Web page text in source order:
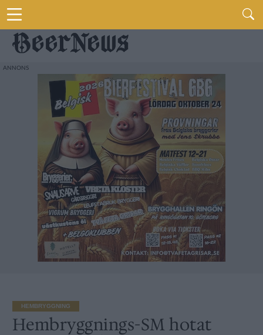
HEMBRYGGNING
Hembryggnings-SM hotat